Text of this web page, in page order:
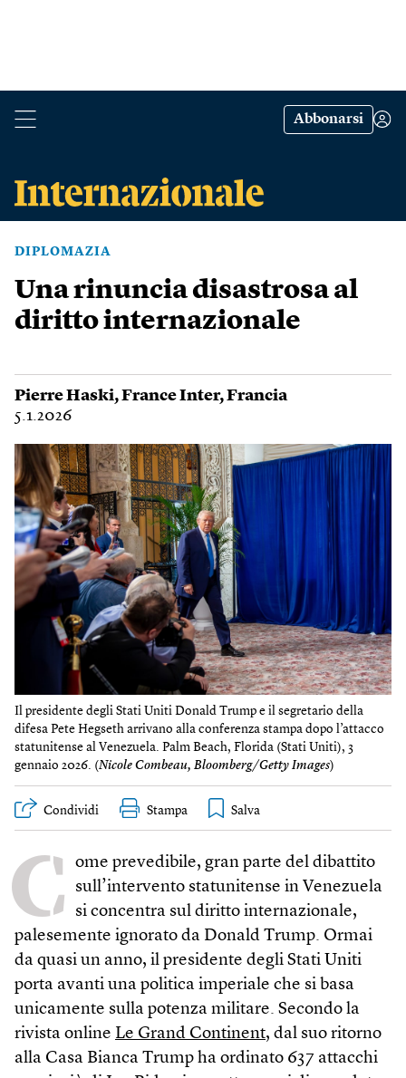
Abbonarsi
DIPLOMAZIA
Una rinuncia disastrosa al
diritto internazionale
Pierre Haski,France Inter,Francia
5.1.2026
Il presidente degli Stati Uniti Donald Trump e il segretario della
difesa Pete Hegseth arrivano alla conferenza stampa dopo l’attacco
statunitense al Venezuela. Palm Beach, Florida (Stati Uniti), 3
gennaio 2026. (Nicole Combeau, Bloomberg/Getty Images)
Condividi Stampa
C
ome prevedibile, gran parte del dibattito
sull’intervento statunitense in Venezuela
si concentra sul diritto internazionale,
palesemente ignorato da Donald Trump. Ormai
da quasi un anno, il presidente degli Stati Uniti
porta avanti una politica imperiale che si basa
unicamente sulla potenza militare. Secondo la
rivista online Le Grand Continent, dal suo ritorno
alla Casa Bianca Trump ha ordinato 637 attacchi